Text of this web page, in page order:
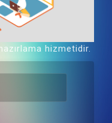
hizmetidir.